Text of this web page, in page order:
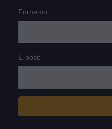
Förnamn:
E-post: